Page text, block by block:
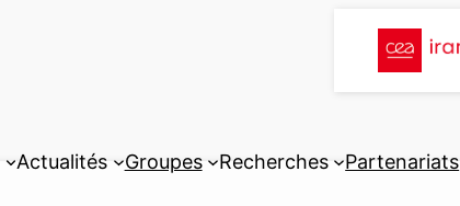
Actualités Groupes Recherches Partenariats